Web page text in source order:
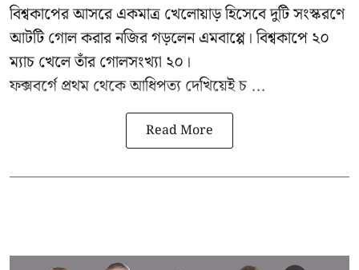
বিশ্বকাপের আসরে একমাত্র খেলোয়াড় হিসেবে দুটি সংস্করণে
আটটি গোল করারনজির গড়লেন এমবাপ্পে। বিশ্বকাপে ২০
ম্যাচ খেলে তাঁর গোলসংখ্যা ২০।
ফক্সবর্গে প্রথম থেকে আধিপত্য দেখিয়েই চ ...
Read More